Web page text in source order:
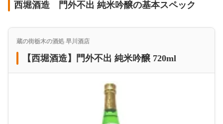
西堀酒造 門外不出 純米吟醸の基本スペック
蔵の街栃木の酒処 早川酒店
【西堀酒造】門外不出 純米吟醸 720ml